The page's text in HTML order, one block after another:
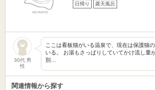
日帰り 露天風呂
30代 男
性
ここは看板猫がいる温泉で、現在は保護猫
いる。 お湯もさっぱりしていてかけ流し量
別…
関連情報から探す